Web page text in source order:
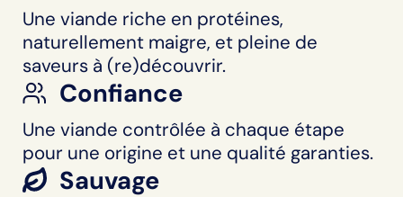
Une viande riche en protéines,
naturellement maigre, et pleine de
saveurs à (re)découvrir.
Confiance
Une viande contrôlée à chaque étape
pour une origine et une qualité garanties.
Sauvage